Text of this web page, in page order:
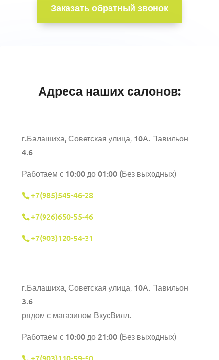
Заказать обратный звонок
Адреса наших салонов:
г.Балашиха, Советская улица, 10А. Павильон
4.6
Работаем с 10:00 до 01:00 (Без выходных)
+7(985)545-46-28
+7(926)650-55-46
+7(903)120-54-31
г.Балашиха, Советская улица, 10А. Павильон
3.6
рядом с магазином ВкусВилл.
Работаем с 10:00 до 21:00 (Без выходных)
+7(903)110-59-50